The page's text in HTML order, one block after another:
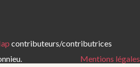
contributeurs/contributrices
Mentions légales